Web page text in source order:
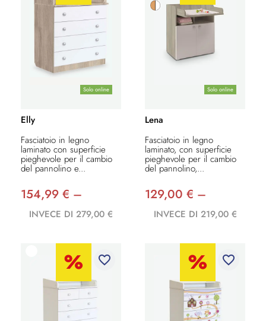
Solo online
Elly
Fasciatoio in legno
laminato con superficie
pieghevole per il cambio
del pannolino e...
154,99 € –
INVECE DI 279,00 €
Solo online
Lena
Fasciatoio in legno
laminato, con superficie
pieghevole per il cambio
del pannolino,...
129,00 € –
INVECE DI 219,00 €
favorite_border favorite_border